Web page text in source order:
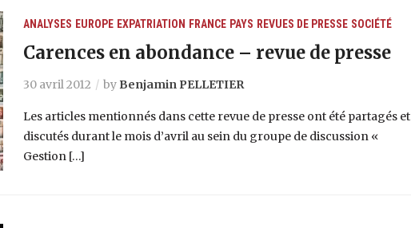
ANALYSES EUROPE EXPATRIATION FRANCE PAYS REVUES DE PRESSE SOCIÉTÉ
Carences en abondance – revue de presse
30 avril 2012 by Benjamin PELLETIER
Les articles mentionnés dans cette revue de presse ont été partagés et
discutés durant le mois d’avril au sein du groupe de discussion «
Gestion […]